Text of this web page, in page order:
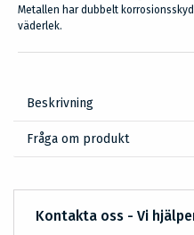
Metallen har dubbelt
väderlek.
Beskrivning
Fråga om produkt
Kontakta oss - Vi